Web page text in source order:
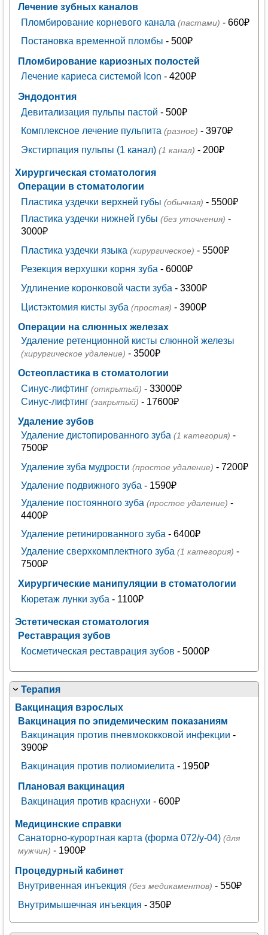
Лечение зубных каналов
Пломбирование корневого канала (пастами) - 660₽
Постановка временной пломбы - 500₽
Пломбирование кариозных полостей
Лечение кариеса системой Icon - 4200₽
Эндодонтия
Девитализация пульпы пастой - 500₽
Комплексное лечение пульпита (разное) - 3970₽
Экстирпация пульпы (1 канал) (1 канал) - 200₽
Хирургическая стоматология
Операции в стоматологии
Пластика уздечки верхней губы (обычная) - 5500₽
Пластика уздечки нижней губы (без уточнения) -
3000₽
Пластика уздечки языка (хирургическое) - 5500₽
Резекция верхушки корня зуба - 6000₽
Удлинение коронковой части зуба - 3300₽
Цистэктомия кисты зуба (простая) - 3900₽
Операции на слюнных железах
Удаление ретенционной кисты слюнной железы
(хирургическое удаление) - 3500₽
Остеопластика в стоматологии
Синус-лифтинг (открытый) - 33000₽
Синус-лифтинг (закрытый) - 17600₽
Удаление зубов
Удаление дистопированного зуба (1 категория) -
7500₽
Удаление зуба мудрости (простое удаление) - 7200₽
Удаление подвижного зуба - 1590₽
Удаление постоянного зуба (простое удаление) -
4400₽
Удаление ретинированного зуба- 6400₽
Удаление сверхкомплектного зуба (1 категория) -
7500₽
Хирургические манипуляции в стоматологии
Кюретаж лунки зуба - 1100₽
Эстетическая стоматология
Реставрация зубов
Косметическая реставрация зубов - 5000₽
Терапия
Вакцинация взрослых
Вакцинация по эпидемическим показаниям
Вакцинация против пневмококковой инфекции -
3900₽
Вакцинация против полиомиелита - 1950₽
Плановая вакцинация
Вакцинация против краснухи - 600₽
Медицинские справки
Санаторно-курортная карта (форма 072/у-04) (для
мужчин) - 1900₽
Процедурный кабинет
Внутривенная инъекция (без медикаментов) - 550₽
Внутримышечная инъекция - 350₽